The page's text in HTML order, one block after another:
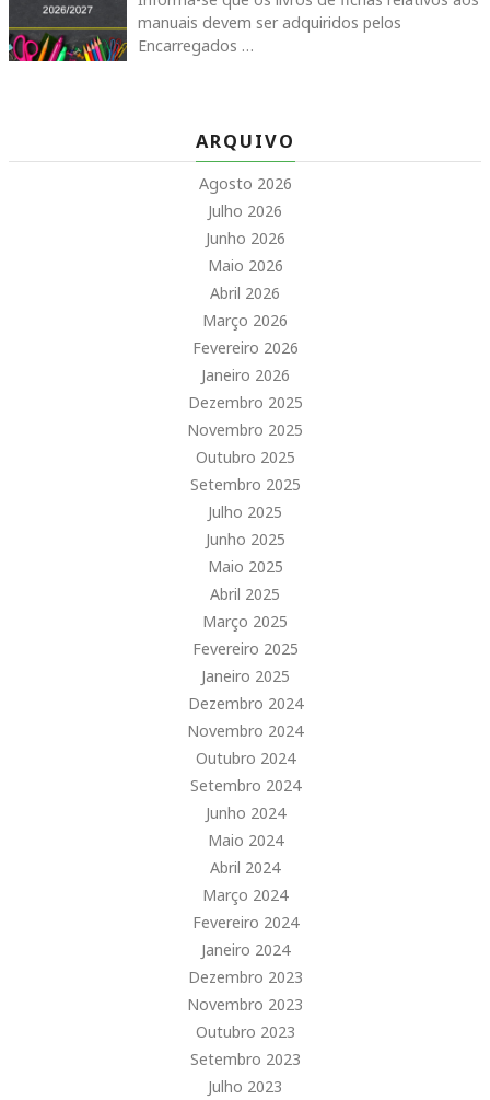
manuais devem ser adquiridos pelos
Encarregados …
ARQUIVO
Agosto 2026
Julho 2026
Junho 2026
Maio 2026
Abril 2026
Março 2026
Fevereiro 2026
Janeiro 2026
Dezembro 2025
Novembro 2025
Outubro 2025
Setembro 2025
Julho 2025
Junho 2025
Maio 2025
Abril 2025
Março 2025
Fevereiro 2025
Janeiro 2025
Dezembro 2024
Novembro 2024
Outubro 2024
Setembro 2024
Junho 2024
Maio 2024
Abril 2024
Março 2024
Fevereiro 2024
Janeiro 2024
Dezembro 2023
Novembro 2023
Outubro 2023
Setembro 2023
Julho 2023